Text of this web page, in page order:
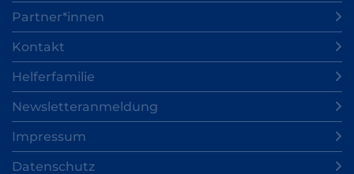
Partner*innen
Kontakt
Helferfamilie
Newsletteranmeldung
Impressum
Datenschutz